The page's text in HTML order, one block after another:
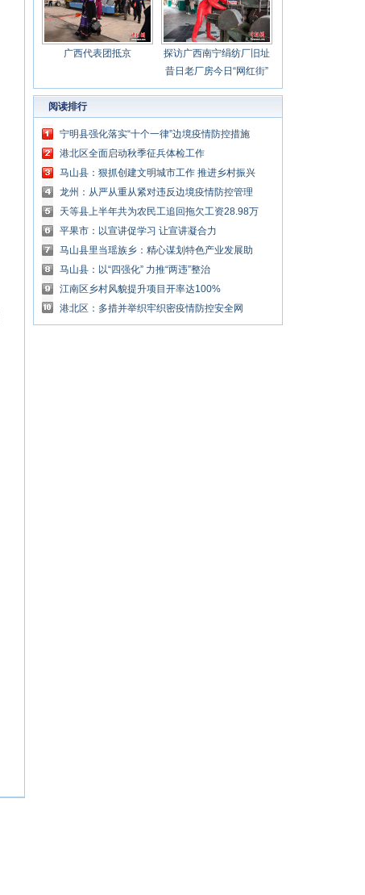
广西代表团抵京
探访广西南宁绢纺厂旧址
昔日老厂房今日“网红街”
阅读排行
宁明县强化落实“十个一律”边境疫情防控措施
港北区全面启动秋季征兵体检工作
马山县：狠抓创建文明城市工作 推进乡村振兴
提速提质
龙州：从严从重从紧对违反边境疫情防控管理
规定案件进行公开处理
天等县上半年共为农民工追回拖欠工资28.98万
元
平果市：以宣讲促学习 让宣讲凝合力
马山县里当瑶族乡：精心谋划特色产业发展助
推乡村振兴
马山县：以“四强化” 力推“两违”整治
江南区乡村风貌提升项目开率达100%
港北区：多措并举织牢织密疫情防控安全网